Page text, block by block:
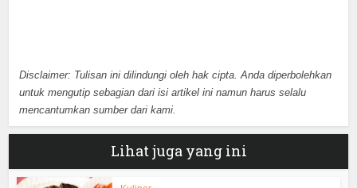
Disclaimer: Tulisan ini dilindungi oleh hak cipta. Anda diperbolehkan
untuk mengutip sebagian dari isi artikel ini namun harus selalu
mencantumkan sumber dari kami.
Lihat juga yang ini